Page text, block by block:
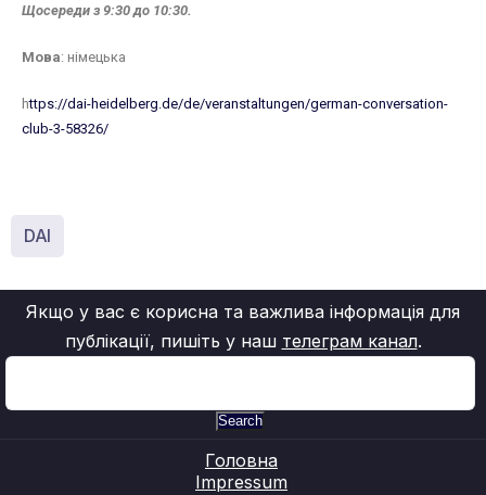
Щосереди з 9:30 до 10:30.
Мова: німецька
https://dai-heidelberg.de/de/veranstaltungen/german-conversation-
club-3-58326/
DAI
Якщо у вас є корисна та важлива інформація для
публікації, пишіть у наш телеграм канал.
Search
Головна
Impressum